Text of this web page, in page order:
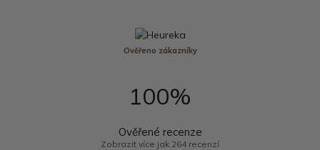
Ověřeno zákazníky
100%
Ověřené recenze
Zobrazit více jak 264 recenzí